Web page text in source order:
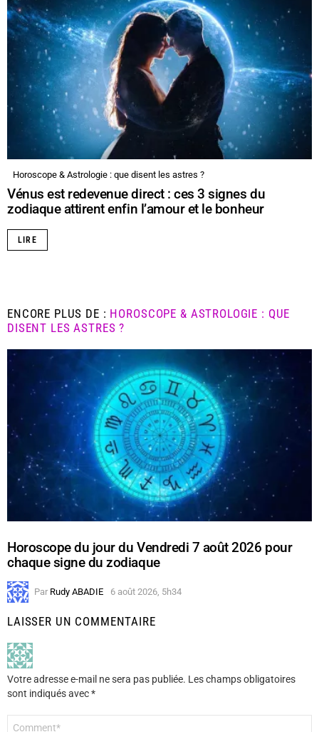
Horoscope & Astrologie : que disent les astres ?
Vénus est redevenue direct : ces 3 signes du
zodiaque attirent enfin l’amour et le bonheur
LIRE
ENCORE PLUS DE : HOROSCOPE & ASTROLOGIE : QUE
DISENT LES ASTRES ?
Horoscope du jour du Vendredi 7 août 2026 pour
chaque signe du zodiaque
Par Rudy ABADIE 6 août 2026, 5h34
LAISSER UN COMMENTAIRE
Votre adresse e-mail ne sera pas publiée. Les champs obligatoires
sont indiqués avec*